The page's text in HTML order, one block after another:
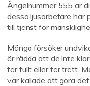
Ängelnummer 555 är
dessa ljusarbetare här
till tjänst för
Många försöker
är rädda att de inte
för fullt eller för trött.
var kallade att göra